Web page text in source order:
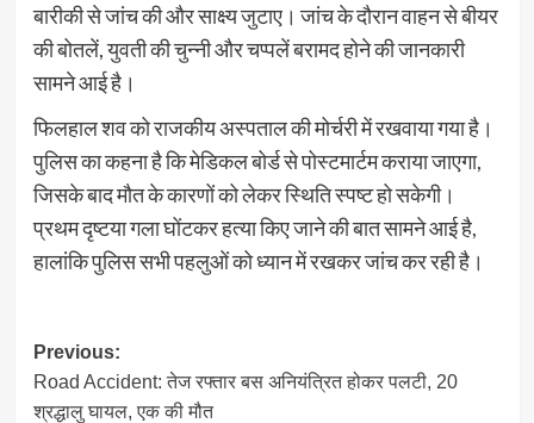
बारीकी से जांच की और साक्ष्य जुटाए। जांच के दौरान वाहन से बीयर
की बोतलें, युवती की चुन्नी और चप्पलें बरामद होने की जानकारी
सामने आई है।
फिलहाल शव को राजकीय अस्पताल की मोर्चरी में रखवाया गया है।
पुलिस का कहना है कि मेडिकल बोर्ड से पोस्टमार्टम कराया जाएगा,
जिसके बाद मौत के कारणों को लेकर स्थिति स्पष्ट हो सकेगी।
प्रथम दृष्टया गला घोंटकर हत्या किए जाने की बात सामने आई है,
हालांकि पुलिस सभी पहलुओं को ध्यान में रखकर जांच कर रही है।
Post
navigation
Previous:
Road Accident: तेज रफ्तार बस अनियंत्रित होकर पलटी, 20
श्रद्धालु घायल, एक की मौत